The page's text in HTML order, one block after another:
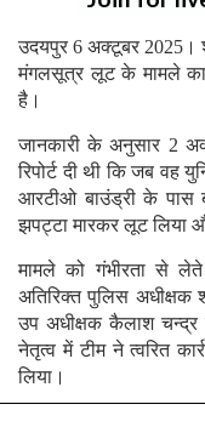
उदयपुर 6 अक्टूबर 2025।
मंगलसूत्र लूट के मामले का
है।
जानकारी के अनुसार 2
रिपोर्ट दी थी कि जब वह
आरटीओ बाउंड्री के
झपट्टा मारकर लूट लिया
मामले को गंभीरता से
अतिरिक्त पुलिस
उप अधीक्षक कैलाश चन्द्र
नेतृत्व में टीम ने त्वरित
लिया।